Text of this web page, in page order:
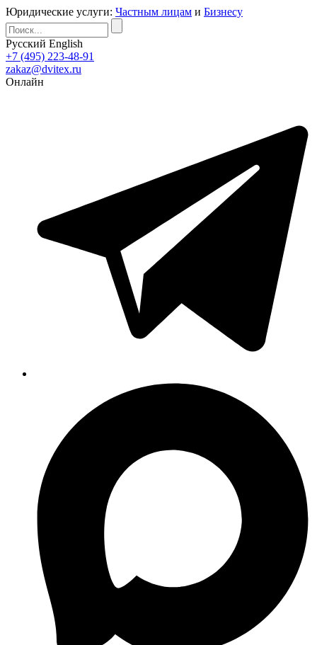
Юридические услуги: Частным лицам и Бизнесу
Русский English
+7 (495) 223-48-91
zakaz@dvitex.ru
Онлайн